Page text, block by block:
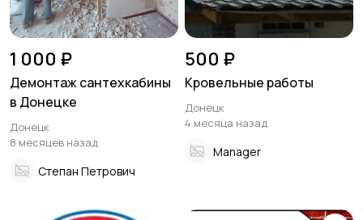
1 000 ₽
Демонтаж сантехкабины
в Донецке
Донецк
8 месяцев назад
Степан Петрович
500 ₽
Кровельные работы
Донецк
4 месяца назад
Manager